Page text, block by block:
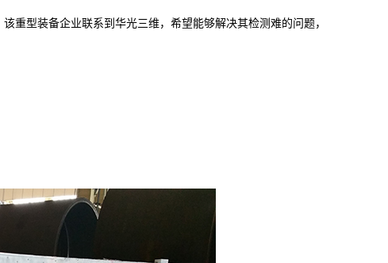
重型装备企业联系到华光三维，希望能够解决其检测难的问题，